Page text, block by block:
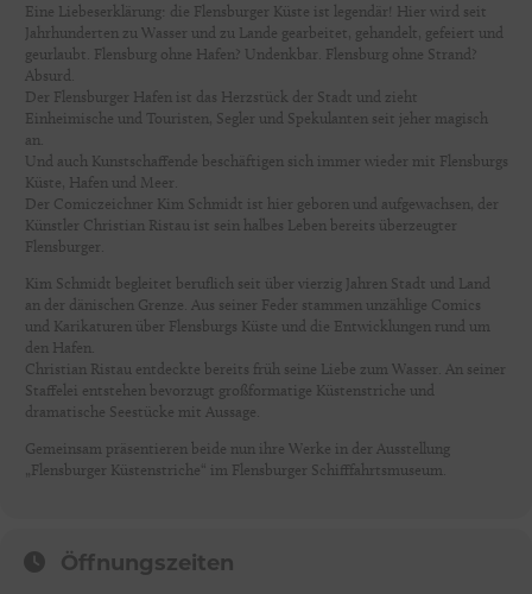
Eine Liebeserklärung: die Flensburger Küste ist legendär! Hier wird seit
Jahrhunderten zu Wasser und zu Lande gearbeitet, gehandelt, gefeiert und
geurlaubt. Flensburg ohne Hafen? Undenkbar. Flensburg ohne Strand?
Absurd.
Der Flensburger Hafen ist das Herzstück der Stadt und zieht
Einheimische und Touristen, Segler und Spekulanten seit jeher magisch
an.
Und auch Kunstschaffende beschäftigen sich immer wieder mit Flensburgs
Küste, Hafen und Meer.
Der Comiczeichner Kim Schmidt ist hier geboren und aufgewachsen, der
Künstler Christian Ristau ist sein halbes Leben bereits überzeugter
Flensburger.
Kim Schmidt begleitet beruflich seit über vierzig Jahren Stadt und Land
an der dänischen Grenze. Aus seiner Feder stammen unzählige Comics
und Karikaturen über Flensburgs Küste und die Entwicklungen rund um
den Hafen.
Christian Ristau entdeckte bereits früh seine Liebe zum Wasser. An seiner
Staffelei entstehen bevorzugt großformatige Küstenstriche und
dramatische Seestücke mit Aussage.
Gemeinsam präsentieren beide nun ihre Werke in der Ausstellung
„Flensburger Küstenstriche“ im Flensburger Schifffahrtsmuseum.
Öffnungszeiten